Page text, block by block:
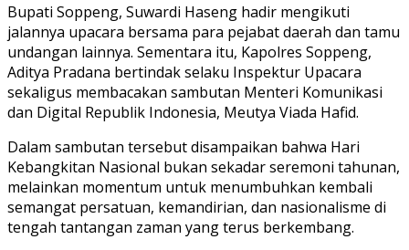
Bupati Soppeng, Suwardi Haseng hadir mengikuti
jalannya upacara bersama para pejabat daerah dan tamu
undangan lainnya. Sementara itu, Kapolres Soppeng,
Aditya Pradana bertindak selaku Inspektur Upacara
sekaligus membacakan sambutan Menteri Komunikasi
dan Digital Republik Indonesia, Meutya Viada Hafid.
Dalam sambutan tersebut disampaikan bahwa Hari
Kebangkitan Nasional bukan sekadar seremoni tahunan,
melainkan momentum untuk menumbuhkan kembali
semangat persatuan, kemandirian, dan nasionalisme di
tengah tantangan zaman yang terus berkembang.